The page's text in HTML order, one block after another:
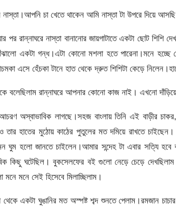
নাস্তা।আপনি চা খেতে থাকেন আমি নাস্তা টা উপরে দিয়ে
পর রান্নাঘরে নাস্তা বানানোর জায়গাটাতে একটা ছোট
একটা গন্ধ।এটা কোনো মশলা হতে পারেনা।মনে
এসে হেঁচকা টানে হাত থেকে দ্রুত শিশিটা কেড়ে
বলেছিলাম রান্নাঘরে আপনার কোনো কাজ নাই। এখনো
অস্বাভাবিক লাগছে।সহজ বাংলায় তিনি এই বাড়ীর
তার হাতের মুঠোয় কাঠের পুতুলের মত দমিয়ে রাখতে
ঘুম হলো জানতে চাইলেন।আমার সন্দেহ টা এবার সত্যি হবে
কিছু ঘটেছিল। বুকসেলফের বই গুলো নেড়ে চেড়ে
মনে সেই হিসেবে মিলাচ্ছিলাম।
একটা ঘুঙানির মত অস্পষ্ট শব্দ শুনতে পেলাম।রমজান